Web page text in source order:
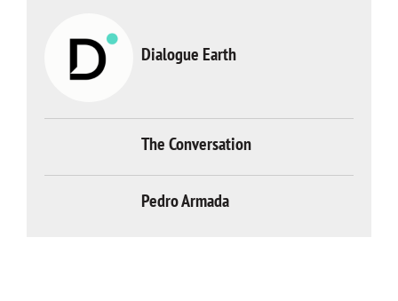
Dialogue Earth
The Conversation
Pedro Armada